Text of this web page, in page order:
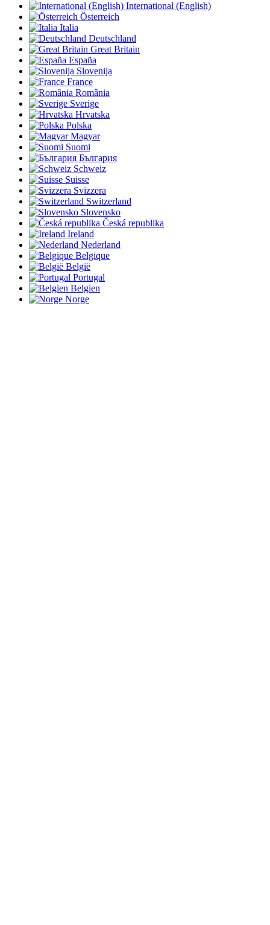
International (English)
Österreich
Italia
Deutschland
Great Britain
España
Slovenija
France
România
Sverige
Hrvatska
Polska
Magyar
Suomi
България
Schweiz
Suisse
Svizzera
Switzerland
Slovensko
Česká republika
Ireland
Nederland
Belgique
België
Portugal
Belgien
Norge